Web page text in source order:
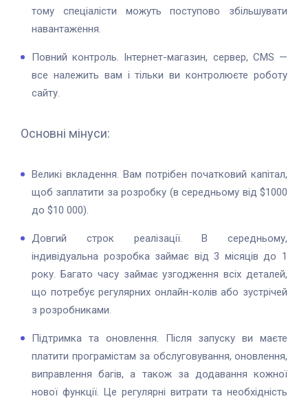
тому спеціалісти можуть поступово збільшувати
навантаження.
Повний контроль. Інтернет-магазин, сервер, CMS —
все належить вам і тільки ви контролюєте роботу
сайту.
Основні мінуси:
Великі вкладення. Вам потрібен початковий капітал,
щоб заплатити за розробку (в середньому від $1000
до $10 000).
Довгий строк реалізації. В середньому,
індивідуальна розробка займає від 3 місяців до 1
року. Багато часу займає узгодження всіх деталей,
що потребує регулярних онлайн-колів або зустрічей
з розробниками.
Підтримка та оновлення. Після запуску ви маєте
платити програмістам за обслуговування, оновлення,
виправлення багів, а також за додавання кожної
нової функції. Це регулярні витрати та необхідність